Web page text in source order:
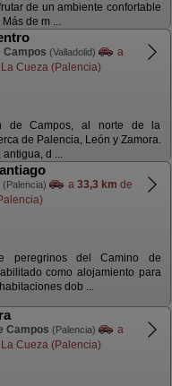
de un ambiente confortable
de m ...
Campos (Valladolid)
a
Cueza (Palencia)
de Campos, al norte de la
de Palencia, León y Zamora.
antigua, d ...
(Palencia) a 33,3 km de
peregrinos del Camino de
como alojamiento para
dob ...
Campos (Palencia)
a
Cueza (Palencia)